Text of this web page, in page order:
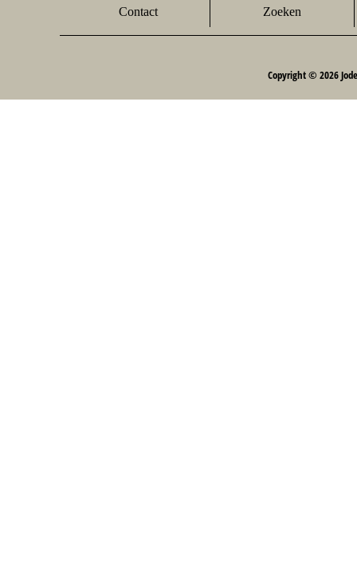
Contact Zoeken
Copyright © 2026